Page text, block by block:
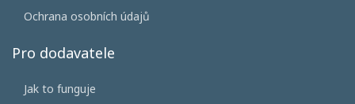
Ochrana osobních údajů
Pro dodavatele
Jak to funguje